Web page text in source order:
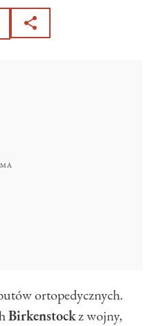
ortopedycznych.
Birkenstockz wojny,